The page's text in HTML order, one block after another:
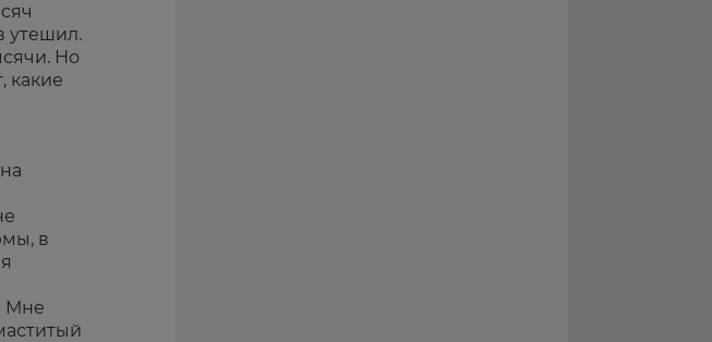
утешил.
Но
какие
в
Мне